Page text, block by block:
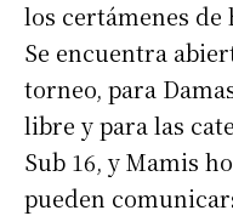
los certámenes de
Se encuentra
torneo, para
libre y para las
Sub 16, y Mamis
pueden